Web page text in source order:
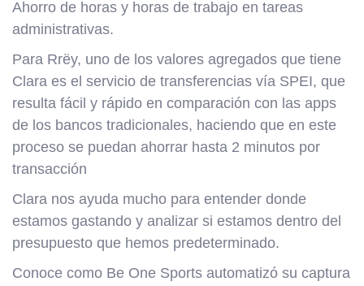
Ahorro de horas y horas de trabajo en tareas
administrativas.
Para Rrëy, uno de los valores agregados que tiene
Clara es el servicio de transferencias vía SPEI, que
resulta fácil y rápido en comparación con las apps
de los bancos tradicionales, haciendo que en este
proceso se puedan ahorrar hasta 2 minutos por
transacción
Clara nos ayuda mucho para entender donde
estamos gastando y analizar si estamos dentro del
presupuesto que hemos predeterminado.
Conoce como Be One Sports automatizó su captura